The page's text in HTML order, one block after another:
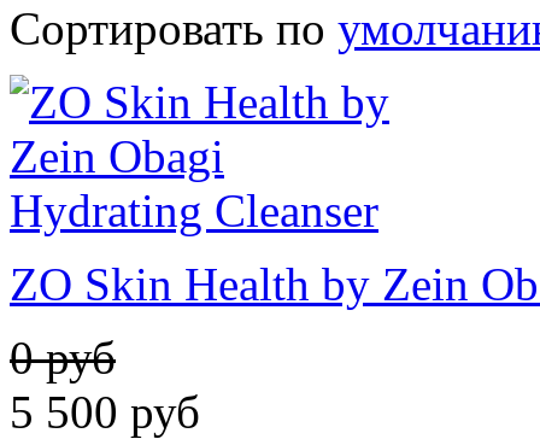
Сортировать по
ZO Skin Health by Zein
0 руб
5 500 руб